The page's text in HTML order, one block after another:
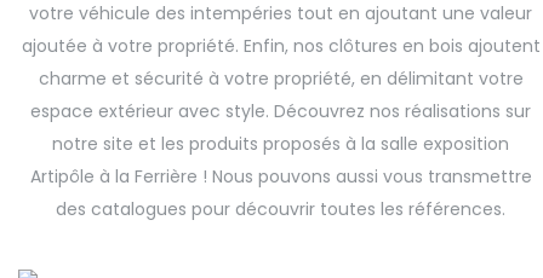
votre véhicule des intempéries tout en ajoutant une valeur
ajoutée à votre propriété. Enfin, nos clôtures en bois ajoutent
charme et sécurité à votre propriété, en délimitant votre
espace extérieur avec style. Découvrez nos réalisations sur
notre site et les produits proposés à la salle exposition
Artipôle à la Ferrière ! Nous pouvons aussi vous transmettre
des catalogues pour découvrir toutes les références.